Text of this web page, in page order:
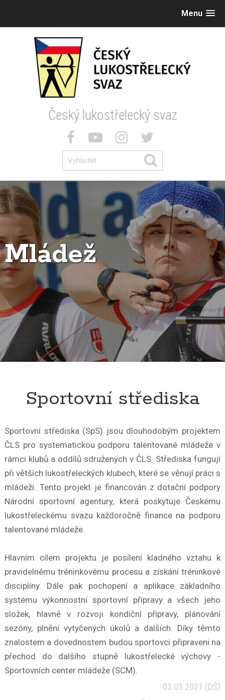
Menu
Český lukostřelecký svaz
Mládež
Sportovní střediska
Sportovní střediska (SpS) jsou dlouhodobým projektem
ČLS pro systematickou podporu talentované mládeže v
rámci klubů a oddílů sdružených v ČLS. Střediska fungují
při větších lukostřeleckých klubech, které se věnují práci s
mládeží. Tento projekt je financován z dotační podpory
Národní sportovní agentury, která poskytuje Českému
lukostřeleckému svazu každoročně finance na podporu
talentované mládeže.
Hlavním cílem projektu je posílení kladného vztahu k
pravidelnému tréninkovému procesu a získání tréninkové
disciplíny. Dále pak pochopení a aplikace základního
systému výkonnostní sportovní přípravy a všech jeho
složek, hlavně v rozvoji kondiční přípravy, plánování
sezóny, plnění vytyčených úkolů a dalších. Díky těmto
znalostem a dovednostem budou sportovci připraveni na
přechod do dalšího stupně lukostřelecké výchovy -
Sportovních center mládeže (SCM).
03.03.2021 (DŠ)